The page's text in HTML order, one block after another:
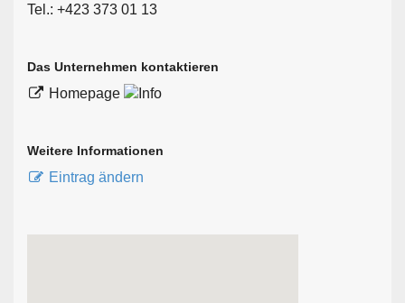
Tel.: +423 373 01 13
Das Unternehmen kontaktieren
Homepage
Weitere Informationen
Eintrag ändern